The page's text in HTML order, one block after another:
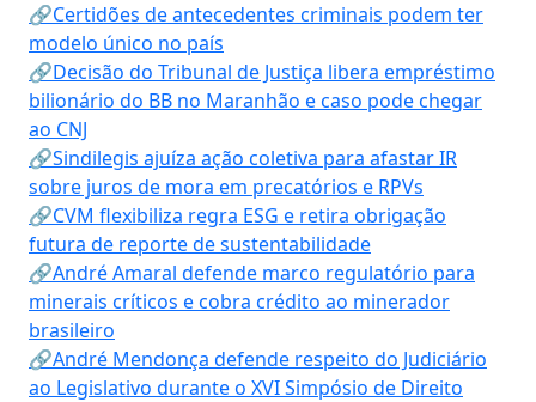
🔗Certidões de antecedentes criminais podem ter
modelo único no país
🔗Decisão do Tribunal de Justiça libera empréstimo
bilionário do BB no Maranhão e caso pode chegar
ao CNJ
🔗Sindilegis ajuíza ação coletiva para afastar IR
sobre juros de mora em precatórios e RPVs
🔗CVM flexibiliza regra ESG e retira obrigação
futura de reporte de sustentabilidade
🔗André Amaral defende marco regulatório para
minerais críticos e cobra crédito ao minerador
brasileiro
🔗André Mendonça defende respeito do Judiciário
ao Legislativo durante o XVI Simpósio de Direito